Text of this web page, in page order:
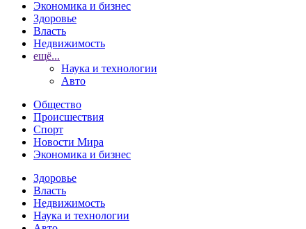
Экономика и бизнес
Здоровье
Власть
Недвижимость
ещё...
Наука и технологии
Авто
Общество
Происшествия
Спорт
Новости Мира
Экономика и бизнес
Здоровье
Власть
Недвижимость
Наука и технологии